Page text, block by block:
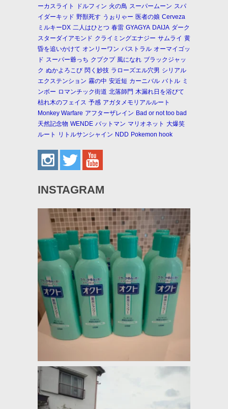
ーカスライト
ドルフィン 火の鳥 スーパームーン スパ
イダーキッド 野獣死す うぉりゃー 医者の娘 Cerveza
ミルキーDX 二人はひとつ 春雷 GYAGYA DAIJA ダーク
スターダイアモンド クライミングエナジー サムライ 黄
昏を追いかけて オンリーワン パストラル オーマイゴッ
ド スーパー爺っち クプクプ 風になれ ブラックジャッ
ク ぬかよろこび 閃く妙技 ラローズエル穴男 シリアル
エクステンション 霧の中 安近短 カーニバル バトル ミ
ンボー ロマンチック街道 北落師門 木漏れ日を浴びて
枯れ木のフェイス 予感 アガタメモリアルルート
Monkey Warfare アフターザレイン Bad or not too bad
天然記念物 WENDE バットマン マリオネット 大爆笑
ルート
リトルサンシャイン NDD Pokemon hook
INSTAGRAM